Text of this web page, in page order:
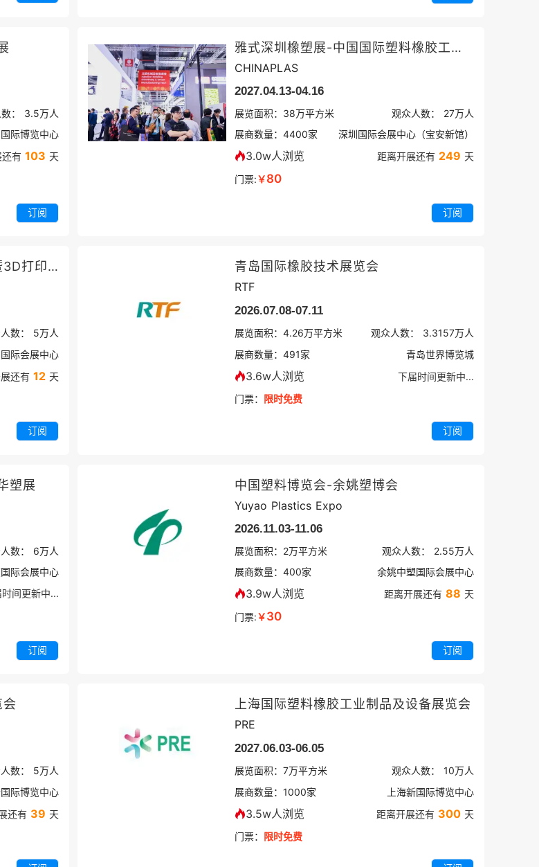
： 3.5万人
际博览中心
还有 103 天
订阅
雅式深圳橡塑展-中国国际塑料橡胶工业展览会
CHINAPLAS
2027.04.13-04.16
展览面积： 38万平方米 观众人数： 27万人
展商数量： 4400家 深圳国际会展中心（宝安新馆）
3.0w人浏览 距离开展还有 249 天
门票:￥80
订阅
佛山大湾区国际橡塑包装印刷暨3D打印产业展览会
数： 5万人
际会展中心
还有 12 天
订阅
青岛国际橡胶技术展览会
RTF
2026.07.08-07.11
展览面积： 4.26万平方米 观众人数： 3.3157万人
展商数量： 491家 青岛世界博览城
3.6w人浏览
下届时间更新中...
门票： 限时免费
订阅
塑展
数： 6万人
际会展中心
间更新中...
订阅
中国塑料博览会-余姚塑博会
Yuyao Plastics Expo
2026.11.03-11.06
展览面积： 2万平方米 观众人数： 2.55万人
展商数量： 400家 余姚中塑国际会展中心
3.9w人浏览 距离开展还有 88 天
门票:￥30
订阅
数： 5万人
国际博览中心
还有 39 天
上海国际塑料橡胶工业制品及设备展览会
PRE
2027.06.03-06.05
展览面积： 7万平方米 观众人数： 10万人
展商数量： 1000家 上海新国际博览中心
3.5w人浏览 距离开展还有 300 天
门票： 限时免费